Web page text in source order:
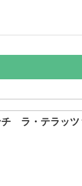
ラ・テラッツ